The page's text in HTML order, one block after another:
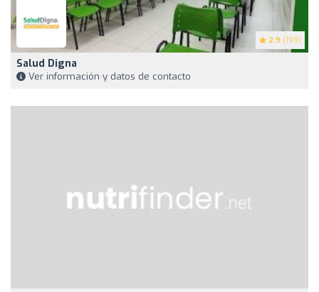
2.9 (199)
Salud Digna
Ver información y datos de contacto